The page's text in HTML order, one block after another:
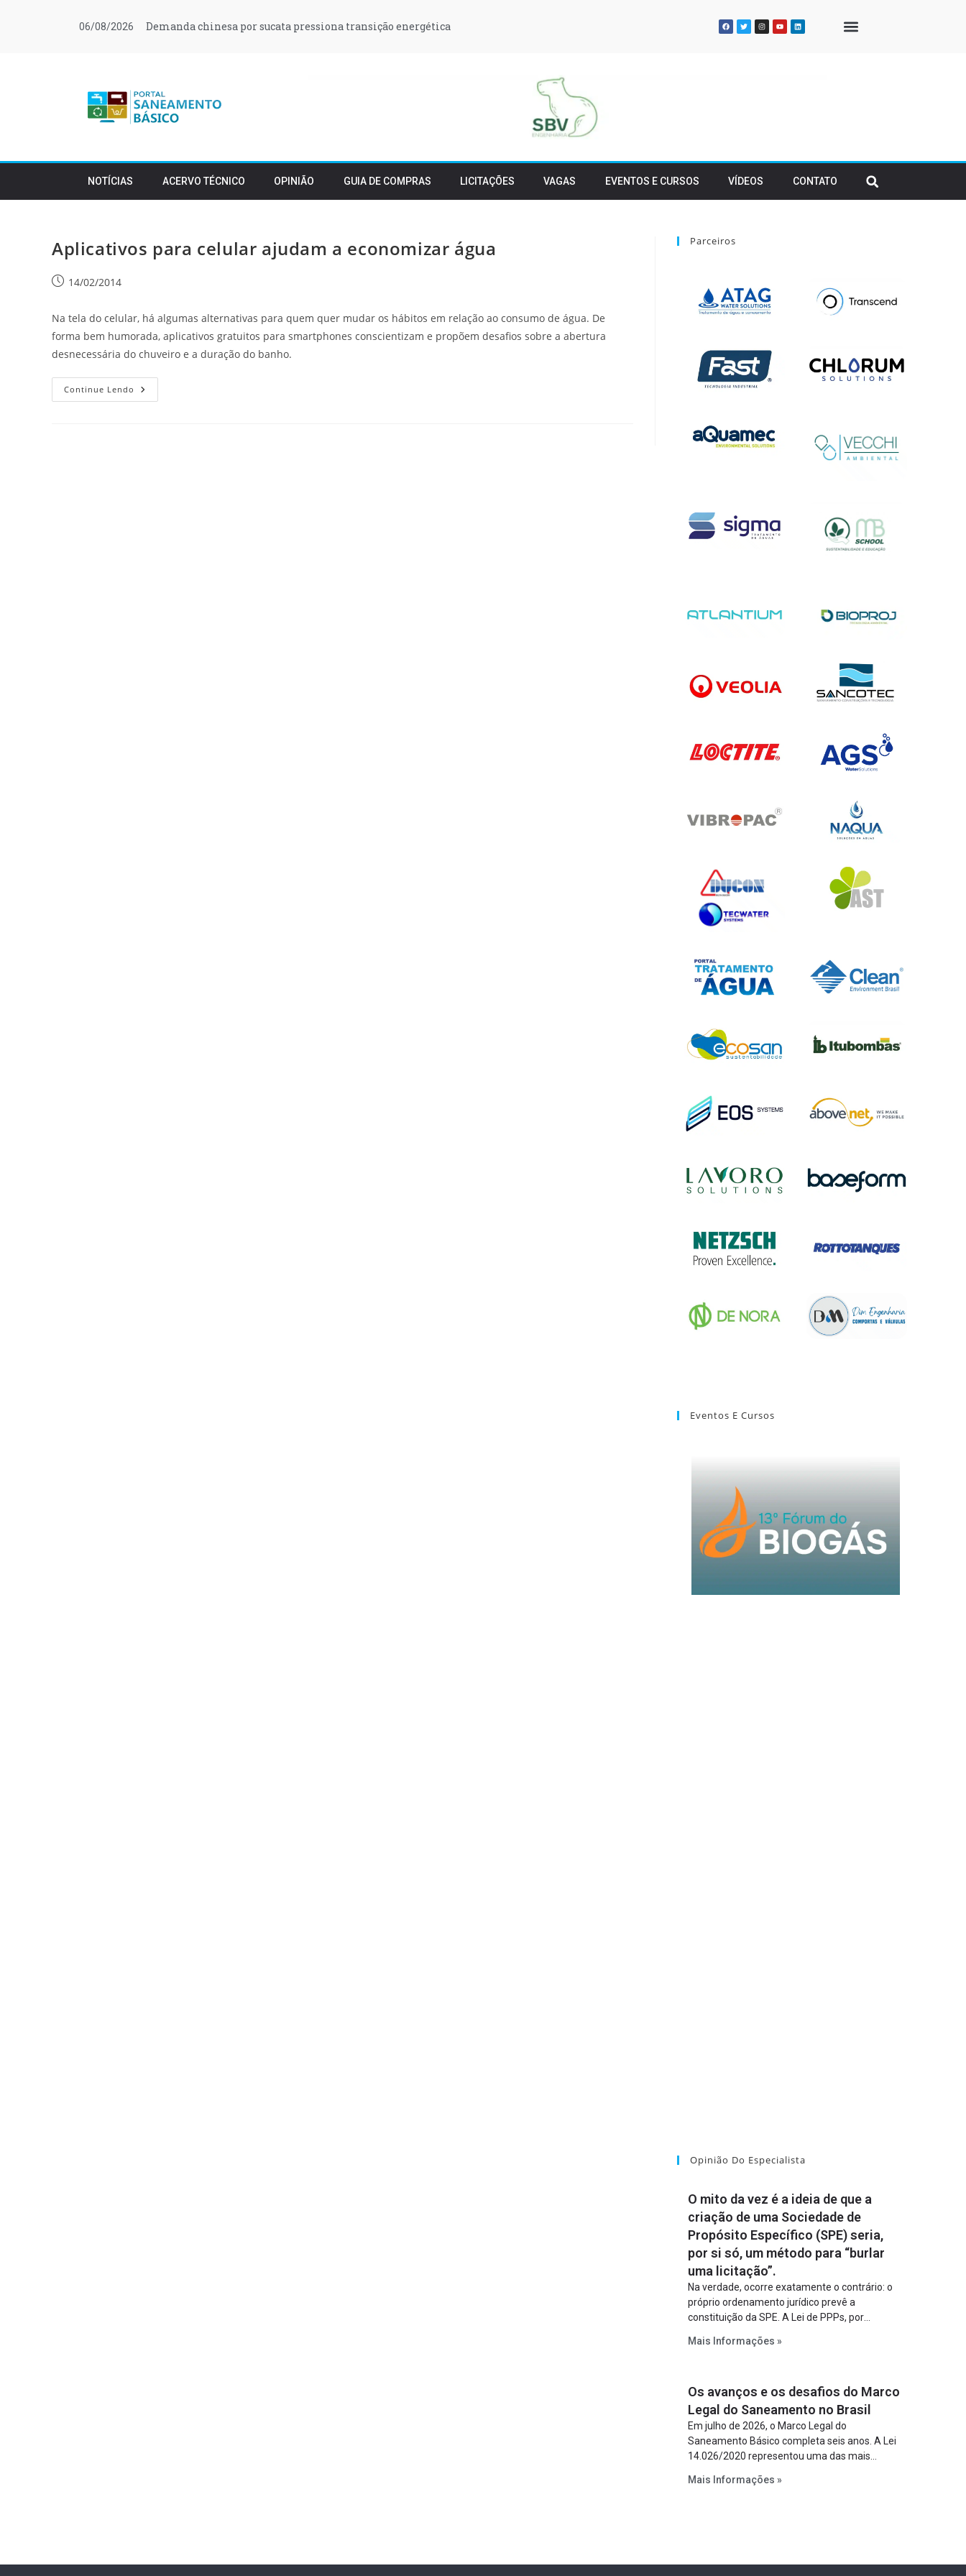
06/08/2026 Demanda chinesa por sucata pressiona transição energética
NOTÍCIAS ACERVO TÉCNICO OPINIÃO GUIA DE COMPRAS LICITAÇÕES VAGAS EVENTOS E CURSOS VÍDEOS CONTATO
Aplicativos para celular ajudam a economizar água
14/02/2014
Na tela do celular, há algumas alternativas para quem quer mudar os hábitos em relação ao consumo de água. De
forma bem humorada, aplicativos gratuitos para smartphones conscientizam e propõem desafios sobre a abertura
desnecessária do chuveiro e a duração do banho.
Continue Lendo
Parceiros
Eventos E Cursos
Opinião Do Especialista
O mito da vez é a ideia de que a
criação de uma Sociedade de
Propósito Específico (SPE) seria,
por si só, um método para “burlar
uma licitação”.
Na verdade, ocorre exatamente o contrário: o
próprio ordenamento jurídico prevê a
constituição da SPE. A Lei de PPPs, por
constitua uma SPE para implantar e gerir o
Lei de Concessões, a figura é facultativa e
sujeita a uma escolha racional de projeto a
projeto.
Mais Informações »
Os avanços e os desafios do Marco
Legal do Saneamento no Brasil
Em julho de 2026, o Marco Legal do
Saneamento Básico completa seis anos. A Lei
14.026/2020 representou uma das mais
estabelecer metas claras para a
mecanismos voltados à segurança jurídica dos
Mais Informações »